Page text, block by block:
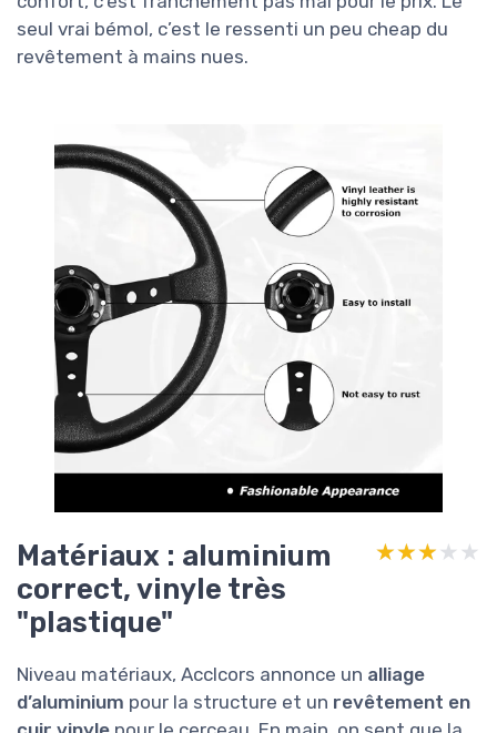
seul vrai bémol, c’est le ressenti un peu cheap du
revêtement à mains nues.
Matériaux : aluminium
correct, vinyle très
"plastique"
★★★★★
★★★★★
Niveau matériaux, Acclcors annonce un alliage
d’aluminium pour la structure et un revêtement en